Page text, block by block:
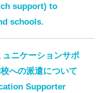
報）
料
support) to
schools.
ニケーションサポ
への派遣について
Supporter